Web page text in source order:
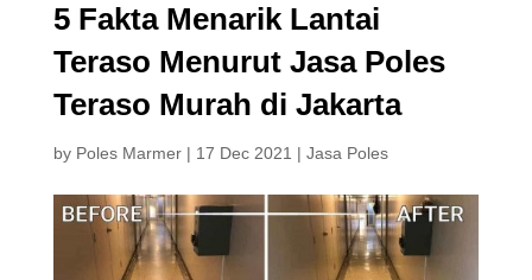
5 Fakta Menarik Lantai
Teraso Menurut Jasa Poles
Teraso Murah di Jakarta
by Poles Marmer| 17 Dec 2021 | Jasa Poles